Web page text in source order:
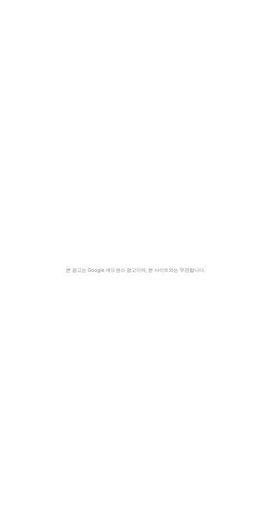
본 광고는 Google 애드센스 광고이며, 본 사이트와는 무관합니다.